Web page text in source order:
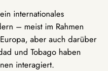
internationales
– meist im Rahmen
aber auch darüber
und Tobago haben
interagiert.